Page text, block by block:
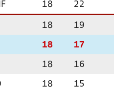
18 22
18 19
18 17
18 16
18 15